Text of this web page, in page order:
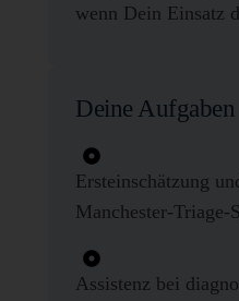
wenn Dein Einsatz
Deine Aufgaben
Ersteinschätzung
Manchester-Triage-
Assistenz bei